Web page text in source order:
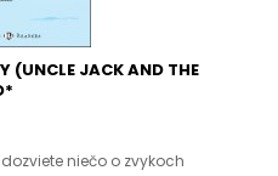
(UNCLE JACK AND THE
niečo o zvykoch